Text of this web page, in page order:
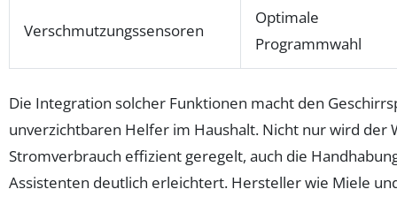
Verschmutzungssensoren
Optimale
Programmwahl
Die Integration solcher Funktionen macht den
unverzichtbaren Helfer im Haushalt. Nicht nur wird der
Stromverbrauch effizient geregelt, auch die
Assistenten deutlich erleichtert. Hersteller wie Miele